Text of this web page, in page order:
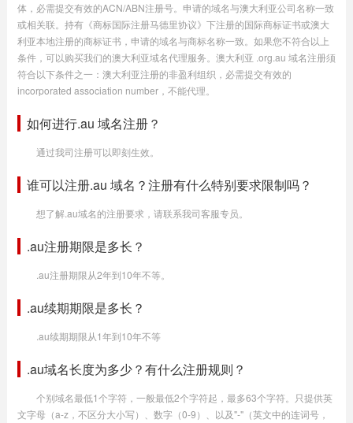
体，必需提交有效的ACN/ABN注册号。申请的域名与澳大利亚公司名称一致
或相关联。持有《商标国际注册马德里协议》下注册的国际商标证书或澳大
利亚本地注册的商标证书，申请的域名与商标名称一致。如果您不符合以上
条件，可以购买我们的澳大利亚域名代理服务。澳大利亚 .org.au 域名注册须
符合以下条件之一：澳大利亚注册的非盈利组织，必需提交有效的
incorporated association number，不能代理。
如何进行.au 域名注册？
通过我司注册可以即刻生效。
谁可以注册.au 域名？注册有什么特别要求限制吗？
想了解.au域名的注册要求，请联系我司客服专员。
.au注册期限是多长？
.au注册期限从2年到10年不等。
.au续期期限是多长？
.au续期期限从1年到10年不等
.au域名长度为多少？有什么注册规则？
个别域名最低1个字符，一般最低2个字符起，最多63个字符。只提供英
文字母（a-z，不区分大小写）、数字（0-9）、以及"-"（英文中的连词号，